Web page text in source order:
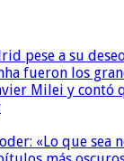
pese a su
fueron los
Milei y
«Lo que sea